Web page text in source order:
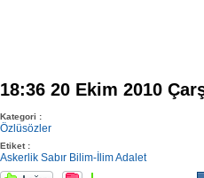
18:36 20 Ekim 2010
Kategori :
Özlüsözler
Etiket :
Askerlik Sabır Bilim-İlimAdalet